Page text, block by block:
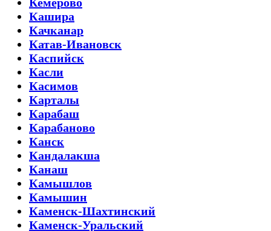
Кашира
Качканар
Катав-Ивановск
Каспийск
Касли
Касимов
Карталы
Карабаш
Карабаново
Канск
Кандалакша
Канаш
Камышлов
Камышин
Каменск-Шахтинский
Каменск-Уральский